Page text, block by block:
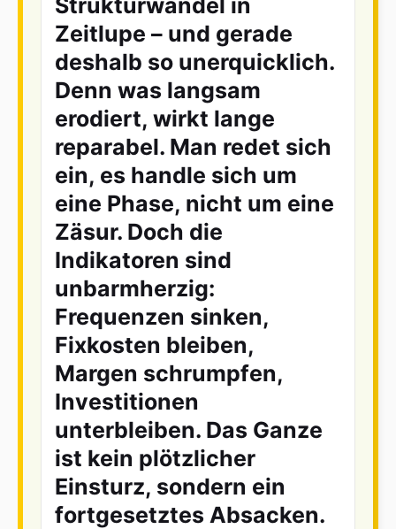
Zeitlupe – und gerade
deshalb so unerquicklich.
Denn was langsam
erodiert, wirkt lange
reparabel. Man redet sich
ein, es handle sich um
eine Phase, nicht um eine
Zäsur. Doch die
Indikatoren sind
unbarmherzig:
Frequenzen sinken,
Fixkosten bleiben,
Margen schrumpfen,
Investitionen
unterbleiben. Das Ganze
ist kein plötzlicher
Einsturz, sondern ein
fortgesetztes Absacken.